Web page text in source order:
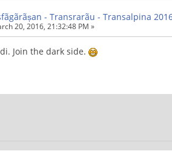
- Transrarãu - Transalpina
20, 2016, 21:32:48 PM »
Join the dark side.